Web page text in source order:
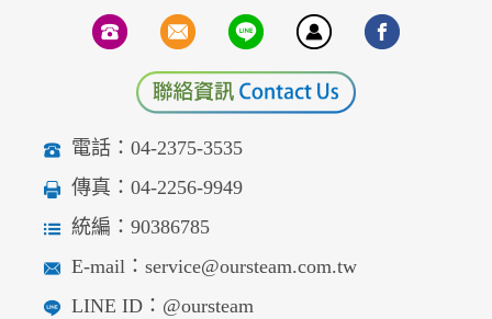
電話：04-2375-3535
傳真：04-2256-9949
統編：90386785
E-mail：service@oursteam.com.tw
LINE ID：@oursteam